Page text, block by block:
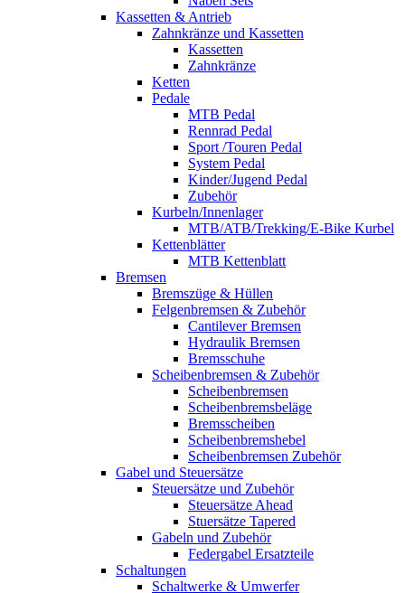
Kassetten & Antrieb
Zahnkränze und Kassetten
Kassetten
Zahnkränze
Ketten
Pedale
MTB Pedal
Rennrad Pedal
Sport /Touren Pedal
System Pedal
Kinder/Jugend Pedal
Zubehör
Kurbeln/Innenlager
MTB/ATB/Trekking/E-Bike Kurbel
Kettenblätter
MTB Kettenblatt
Bremsen
Bremszüge & Hüllen
Felgenbremsen & Zubehör
Cantilever Bremsen
Hydraulik Bremsen
Bremsschuhe
Scheibenbremsen & Zubehör
Scheibenbremsen
Scheibenbremsbeläge
Bremsscheiben
Scheibenbremshebel
Scheibenbremsen Zubehör
Gabel und Steuersätze
Steuersätze und Zubehör
Steuersätze Ahead
Stuersätze Tapered
Gabeln und Zubehör
Federgabel Ersatzteile
Schaltungen
Schaltwerke & Umwerfer